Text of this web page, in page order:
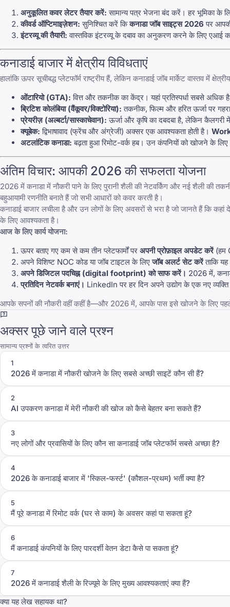
अनुकूलित कवर लेटर तैयार करें: सामान्य पत्र भेजना बंद करें। हर भूमिका के
कीवर्ड ऑप्टिमाइज़ेशन: सुनिश्चित करें किकनाडा जॉब साइट्स 2026 पर
इंटरव्यू की तैयारी: वास्तविक इंटरव्यू के दबाव का अनुकरण करने के लिए एआई
कनाडाई बाजार में क्षेत्रीय विविधताएं
हालांकि ऊपर सूचीबद्ध प्लेटफॉर्म राष्ट्रीय हैं, लेकिन कनाडाई जॉब मार्केट वास्तव में
ओंटारियो (GTA): वित्त और तकनीक का केंद्र। यहां प्रतिस्पर्धा सबसे अधिक
ब्रिटिश कोलंबिया (वैंकूवर/विक्टोरिया): तकनीक, फिल्म और हरित ऊर्जा पर गहरा
प्रेयरीज़ (अल्बर्टा/सास्काचेवान): ऊर्जा और कृषि का दबदबा है, लेकिन कैलगरी
क्यूबेक: द्विभाषावाद (फ्रेंच और अंग्रेजी) अक्सर एक आवश्यकता होती है।
अटलांटिक कनाडा: बढ़ता हुआ रिमोट-वर्क हब। उन कंपनियों को खोजने के लिए
अंतिम विचार: आपकी 2026 की सफलता योजना
2026 में कनाडा में नौकरी पाने के लिए पुरानी शैली की नेटवर्किंग और नई शैली की
बहुआयामी रणनीति बनाते हैं जो सभी आधारों को कवर करती है।
कनाडाई बाजार लचीला है और उन लोगों के लिए अवसरों से भरा है जो जानते हैं कि
के लिए आवश्यकता है।
आज के लिए कार्य योजना:
ऊपर बताए गए कम से कम तीन प्लेटफार्मों पर अपनी प्रोफ़ाइल अपडेट करें(हम
अपने विशिष्ट NOC कोड या जॉब टाइटल के लिएजॉब अलर्ट सेट करेंताकि
अपने डिजिटल पदचिह्न (digital footprint) को साफ करें। 2026 में,
प्रतिदिन नेटवर्क बनाएं। LinkedIn पर हर दिन अपने उद्योग के एक नए
आपके सपनों की नौकरी वहीं कहीं है—और 2026 में, आपके पास इसे खोजने के लिए
अक्सर पूछे जाने वाले प्रश्न
सामान्य प्रश्नों के त्वरित उत्तर
1
2026 में कनाडा में नौकरी खोजने के लिए सबसे अच्छी साइटें कौन सी हैं?
2
AI उपकरण कनाडा में मेरी नौकरी की खोज को कैसे बेहतर बना सकते हैं?
3
नए लोगों और प्रवासियों के लिए कौन सा कनाडाई जॉब प्लेटफॉर्म सबसे अच्छा है?
4
2026 के कनाडाई बाजार में 'स्किल-फर्स्ट' (कौशल-प्रथम) भर्ती क्या है?
5
मैं पूरे कनाडा में रिमोट वर्क (घर से काम) के अवसर कहां पा सकता हूं?
6
मैं कनाडाई कंपनियों के लिए पारदर्शी वेतन डेटा कैसे पा सकता हूं?
7
2026 में कनाडाई शैली के रिज्यूमे के लिए मुख्य आवश्यकताएं क्या हैं?
क्या यह लेख सहायक था?